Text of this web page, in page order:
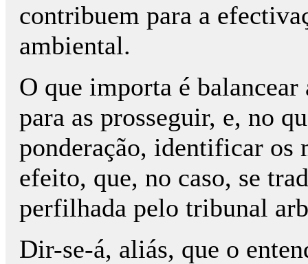
contribuem para a
ambiental.
O que importa é
para as prosseguir, e, no
ponderação, identificar os
efeito, que, no caso, se
perfilhada pelo tribunal
Dir-se-á, aliás, que o